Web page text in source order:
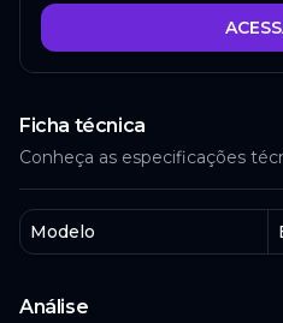
Ficha técnica
Conheça as especificações
Modelo
Análise